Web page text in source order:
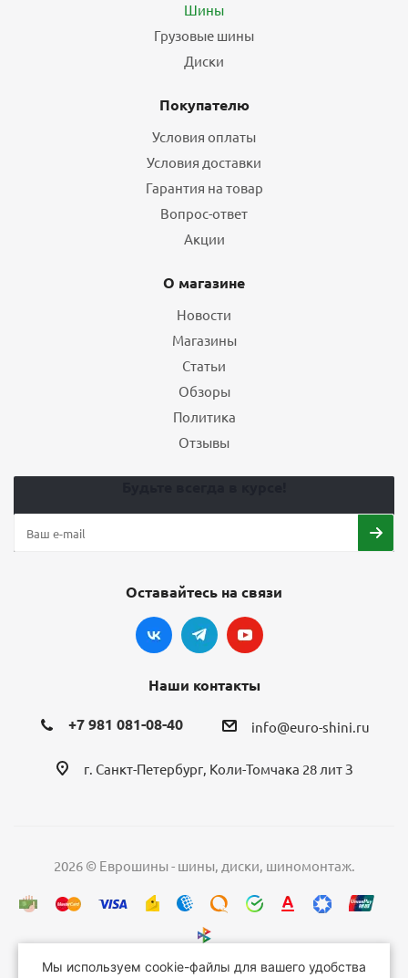
Шины
Грузовые шины
Диски
Покупателю
Условия оплаты
Условия доставки
Гарантия на товар
Вопрос-ответ
Акции
О магазине
Новости
Магазины
Статьи
Обзоры
Политика
Отзывы
Оставайтесь на связи
Наши контакты
+7 981 081-08-40 info@euro-shini.ru
г. Санкт-Петербург, Коли-Томчака 28 лит З
2026 © Еврошины - шины, диски, шиномонтаж.
Мы используем cookie-файлы для вашего удобства